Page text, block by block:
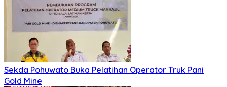
Sekda Pohuwato Buka Pelatihan Operator Truk Pani
Gold Mine